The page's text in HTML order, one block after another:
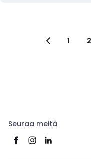
1 2
Seuraa meitä